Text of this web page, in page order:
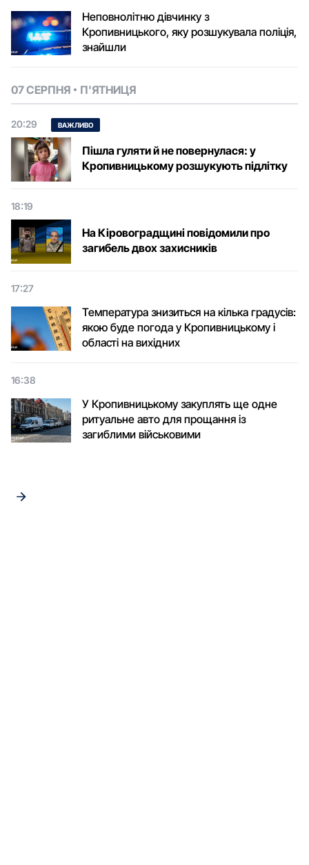
Неповнолітню дівчинку з
Кропивницького, яку розшукувала поліція,
знайшли
07 СЕРПНЯ П'ЯТНИЦЯ
20:29 ВАЖЛИВО
Пішла гуляти й не повернулася: у
Кропивницькому розшукують підлітку
18:19
На Кіровоградщині повідомили про
загибель двох захисників
17:27
Температура знизиться на кілька градусів:
якою буде погода у Кропивницькому і
області на вихідних
16:38
У Кропивницькому закуплять ще одне
ритуальне авто для прощання із
загиблими військовими